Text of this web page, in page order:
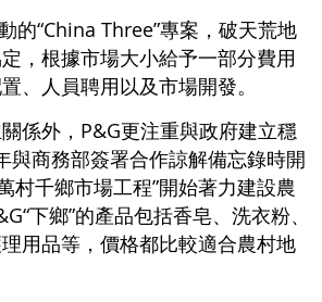
的“China Three”專案，破天荒地
，根據市場大小給予一部分費用
、人員聘用以及市場開發。
係外，P&G更注重與政府建立穩
與商務部簽署合作諒解備忘錄時開
村千鄉市場工程”開始著力建設農
下鄉”的產品包括香皂、洗衣粉、
用品等，價格都比較適合農村地